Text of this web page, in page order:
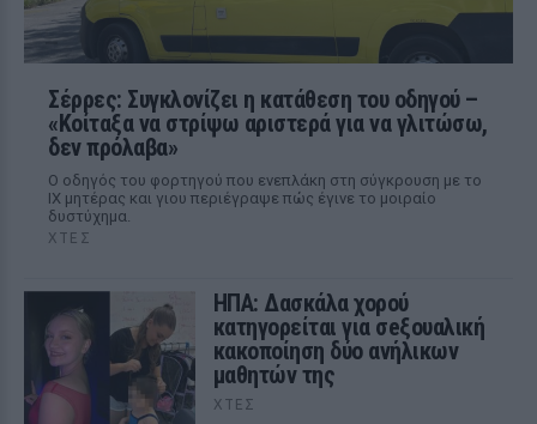
Σέρρες: Συγκλονίζει η κατάθεση του οδηγού –
«Κοίταξα να στρίψω αριστερά για να γλιτώσω,
δεν πρόλαβα»
Ο οδηγός του φορτηγού που ενεπλάκη στη σύγκρουση με το
ΙΧ μητέρας και γιου περιέγραψε πώς έγινε το μοιραίο
δυστύχημα.
ΧΤΕΣ
ΗΠΑ: Δασκάλα χορού
κατηγορείται για σeξουαλική
κακοποίηση δύο ανήλικων
μαθητών της
ΧΤΕΣ